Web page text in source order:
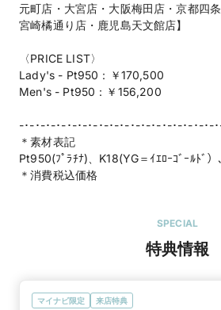
元町店・大宮店・大阪梅田店・京都四
宮崎橘通り店・鹿児島天文館店】
〈PRICE LIST〉
Lady's - Pt950：￥170,500
Men's - Pt950：￥156,200
-･-･-･-･-･-･-･-･-･-･-･-･-･-･-･-･-･-･-
＊素材表記
Pt950(ﾌﾟﾗﾁﾅ)、K18(YG＝ｲｴﾛｰｺﾞｰﾙﾄﾞ）
＊消費税込価格
SPECIAL
特典情報
マイナビ限定 来店特典